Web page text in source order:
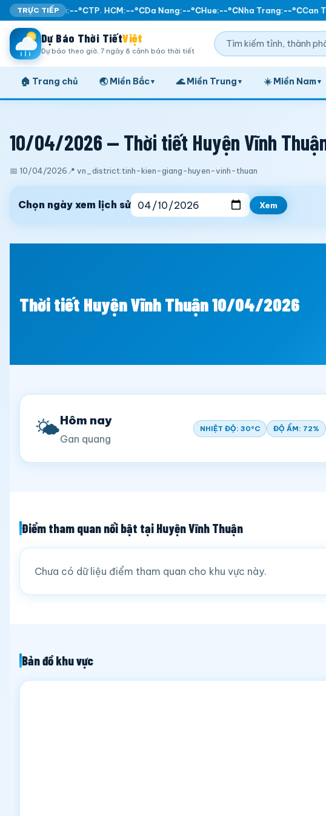
TRỰC TIẾP
Ha Noi:--°CTP. HCM:--°CDa Nang:--°CHue:--°CNha Trang:--°CCan
Dự Báo Thời TiếtViệt
Dự báo theo giờ, 7 ngày & cảnh báo thời tiết
🏠 Trang chủ 🌏 Miền Bắc▾ 🌊 Miền Trung ▾ ☀️ Miền Nam▾
10/04/2026 — Thời tiết Huyện Vĩnh
📅 10/04/2026 📍 vn_district:tinh-kien-giang-huyen-vinh-thuan
Chọn ngày xem lịch sử Xem
Thời tiết Huyện Vĩnh Thuận 10/04/2026
🌤️Hôm nay
Gan quang
NHIỆT ĐỘ: 30°C ĐỘ ẨM: 72%
Điểm tham quan nổi bật tại Huyện Vĩnh Thuận
Chưa có dữ liệu điểm tham quan cho khu vực này.
Bản đồ khu vực